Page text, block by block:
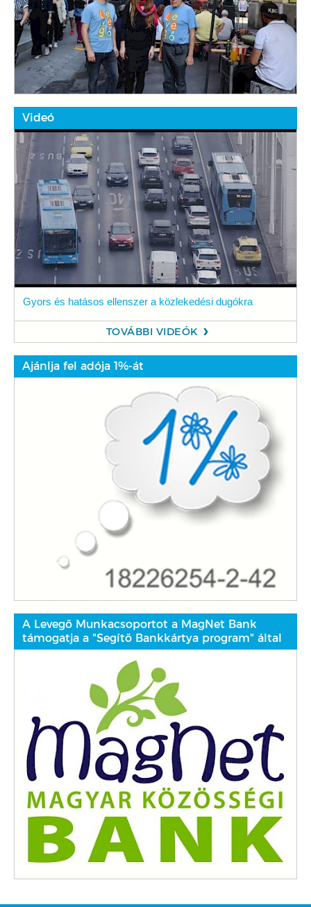
Videó
Gyors és hatásos ellenszer a közlekedési dugókra
TOVÁBBI VIDEÓK
Ajánlja fel adója 1%-át
A Levegő Munkacsoportot a MagNet Bank
támogatja a "Segítő Bankkártya program" által